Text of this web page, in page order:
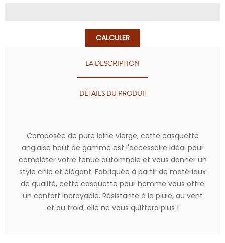
CALCULER
LA DESCRIPTION
DÉTAILS DU PRODUIT
Composée de pure laine vierge, cette casquette
anglaise haut de gamme est l'accessoire idéal pour
compléter votre tenue automnale et vous donner un
style chic et élégant. Fabriquée à partir de matériaux
de qualité, cette casquette pour homme vous offre
un confort incroyable. Résistante à la pluie, au vent
et au froid, elle ne vous quittera plus !